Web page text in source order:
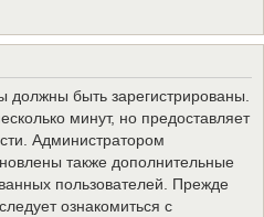
быть зарегистрированы.
минут, но предоставляет
Администратором
также дополнительные
пользователей. Прежде
ознакомиться с